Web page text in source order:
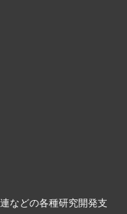
などの各種研究開発支